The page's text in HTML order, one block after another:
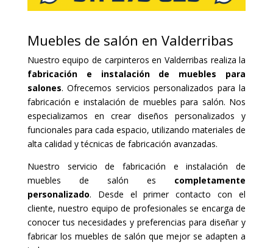
Muebles de salón en Valderribas
Nuestro equipo de carpinteros en Valderribas realiza la
fabricación e instalación de muebles para
salones. Ofrecemos servicios personalizados para la
fabricación e instalación de muebles para salón. Nos
especializamos en crear diseños personalizados y
funcionales para cada espacio, utilizando materiales de
alta calidad y técnicas de fabricación avanzadas.
Nuestro servicio de fabricación e instalación de
muebles de salón es completamente
personalizado. Desde el primer contacto con el
cliente, nuestro equipo de profesionales se encarga de
conocer tus necesidades y preferencias para diseñar y
fabricar los muebles de salón que mejor se adapten a